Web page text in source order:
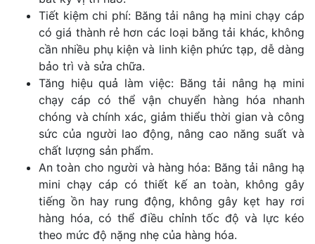
Tiết kiệm chi phí: Băng tải nâng hạ mini chạy cáp
có giá thành rẻ hơn các loại băng tải khác, không
cần nhiều phụ kiện và linh kiện phức tạp, dễ dàng
bảo trì và sửa chữa.
Tăng hiệu quả làm việc: Băng tải nâng hạ mini
chạy cáp có thể vận chuyển hàng hóa nhanh
chóng và chính xác, giảm thiểu thời gian và công
sức của người lao động, nâng cao năng suất và
chất lượng sản phẩm.
An toàn cho người và hàng hóa: Băng tải nâng hạ
mini chạy cáp có thiết kế an toàn, không gây
tiếng ồn hay rung động, không gây kẹt hay rơi
hàng hóa, có thể điều chỉnh tốc độ và lực kéo
theo mức độ nặng nhẹ của hàng hóa.